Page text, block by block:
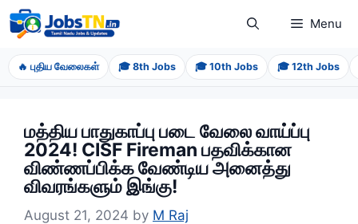
Skip
to
content
Menu
🔥 புதிய வேலைகள் 🎓 8th Jobs 🎓 10th Jobs 🎓 12th Jobs
மத்திய பாதுகாப்பு படை வேலை வாய்ப்பு
2024! CISF Fireman பதவிக்கான
விண்ணப்பிக்க வேண்டிய அனைத்து
விவரங்களும் இங்கு!
August 21, 2024 by M Raj